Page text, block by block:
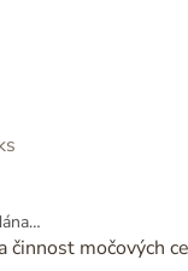
činnost močových